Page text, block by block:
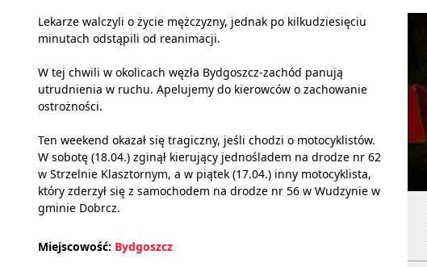
Lekarze walczyli o życie mężczyzny, jednak po kilkudziesięciu
minutach odstąpili od reanimacji.
W tej chwili w okolicach węzła Bydgoszcz-zachód panują
utrudnienia w ruchu. Apelujemy do kierowców o zachowanie
ostrożności.
Ten weekend okazał się tragiczny, jeśli chodzi o motocyklistów.
W sobotę (18.04.) zginął kierujący jednośladem na drodze nr 62
w Strzelnie Klasztornym, a w piątek (17.04.) inny motocyklista,
który zderzył się z samochodem na drodze nr 56 w Wudzynie w
gminie Dobrcz.
Miejscowość: Bydgoszcz